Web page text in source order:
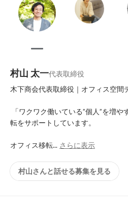
村山 太一代表取締役
木下商会代表取締役｜オフィス空間
「ワクワク働いている”個人”を増
転をサポートしています。
オフィス移転... さらに表示
村山さんと話せる募集を見る